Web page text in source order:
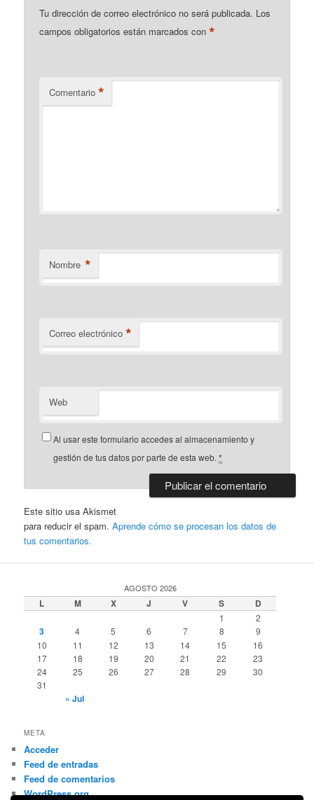
Tu dirección de correo electrónico no será publicada. Los
campos obligatorios están marcados con*
Comentario *
Nombre *
Correo electrónico *
Web
Al usar este formulario accedes al almacenamiento y
gestión de tus datos por parte de esta web.*
Este sitio usa Akismet
para reducir el spam.Aprende cómo se procesan los datos de
tus comentarios.
AGOSTO 2026
L M X J V S D
1 2
3 4 5 6 7 8
9
10
11 12 13 14 15
16
17
18 19 20 21 22
23
24
25 26 27 28 29
30
31
« Jul
META
Acceder
Feed de entradas
Feed de comentarios
WordPress.org